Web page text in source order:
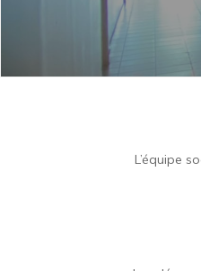
L’équipe